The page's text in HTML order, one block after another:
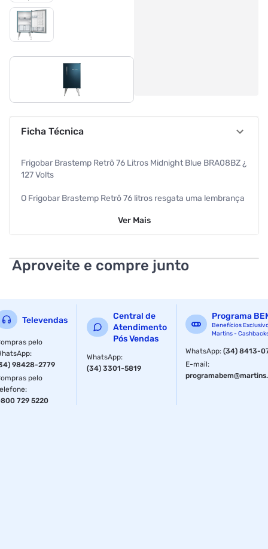
Ficha Técnica
Frigobar Brastemp Retrô 76 Litros Midnight Blue BRA08BZ ¿
127 Volts
O Frigobar Brastemp Retrô 76 litros resgata uma lembrança
o puxador, ambos originais da marca dos anos 50. Além
Congelador
Compartimentos modulares
Ideal para organizar e personalizar o interior do frigobar.
Puxador e pés cromados
Mais que um compacto, um objeto de decoração.
Ver Mais
Aproveite e compre junto
Televendas
pelo
:
98428-2779
pelo
:
729 5220
Central de
Atendimento
Pós Vendas
WhatsApp:
(34) 3301-5819
Programa
Benefícios
Martins -
WhatsApp:(34) 8413-
E-mail: